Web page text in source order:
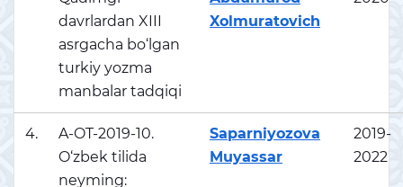
davrlardan XIII
asrgacha bo‘lgan
turkiy yozma
manbalar tadqiqi
Xolmuratovich
4.
A-OT-2019-10.
O‘zbek tilida
neyming:
Saparniyozova
Muyassar
2019-
2022